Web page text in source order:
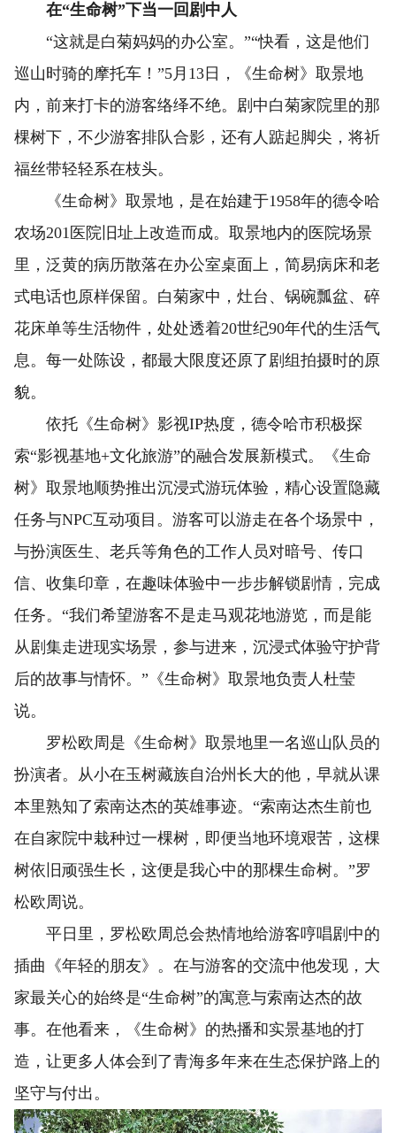
在“生命树”下当一回剧中人
“这就是白菊妈妈的办公室。”“快看，这是他们
巡山时骑的摩托车！”5月13日，《生命树》取景地
内，前来打卡的游客络绎不绝。剧中白菊家院里的那
棵树下，不少游客排队合影，还有人踮起脚尖，将祈
福丝带轻轻系在枝头。
《生命树》取景地，是在始建于1958年的德令哈
农场201医院旧址上改造而成。取景地内的医院场景
里，泛黄的病历散落在办公室桌面上，简易病床和老
式电话也原样保留。白菊家中，灶台、锅碗瓢盆、碎
花床单等生活物件，处处透着20世纪90年代的生活气
息。每一处陈设，都最大限度还原了剧组拍摄时的原
貌。
依托《生命树》影视IP热度，德令哈市积极探
索“影视基地+文化旅游”的融合发展新模式。《生命
树》取景地顺势推出沉浸式游玩体验，精心设置隐藏
任务与NPC互动项目。游客可以游走在各个场景中，
与扮演医生、老兵等角色的工作人员对暗号、传口
信、收集印章，在趣味体验中一步步解锁剧情，完成
任务。“我们希望游客不是走马观花地游览，而是能
从剧集走进现实场景，参与进来，沉浸式体验守护背
后的故事与情怀。”《生命树》取景地负责人杜莹
说。
罗松欧周是《生命树》取景地里一名巡山队员的
扮演者。从小在玉树藏族自治州长大的他，早就从课
本里熟知了索南达杰的英雄事迹。“索南达杰生前也
在自家院中栽种过一棵树，即便当地环境艰苦，这棵
树依旧顽强生长，这便是我心中的那棵生命树。”罗
松欧周说。
平日里，罗松欧周总会热情地给游客哼唱剧中的
插曲《年轻的朋友》。在与游客的交流中他发现，大
家最关心的始终是“生命树”的寓意与索南达杰的故
事。在他看来，《生命树》的热播和实景基地的打
造，让更多人体会到了青海多年来在生态保护路上的
坚守与付出。